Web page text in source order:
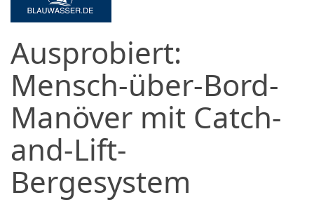
Ausprobiert:
Mensch-über-Bord-
Manöver mit Catch-
and-Lift-
Bergesystem